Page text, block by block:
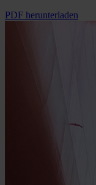
PDF herunterladen